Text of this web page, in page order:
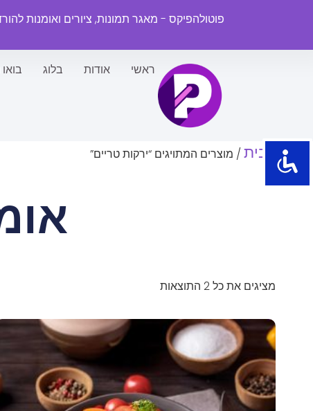
פוטולהפיקס - מאגר תמונות, ציורים ואומנות
ראשי אודות בלוג
עמוד הבית / מוצרים המתויגים “ירקות טריים”
מציגים את כל ⁦2⁩ התוצאות